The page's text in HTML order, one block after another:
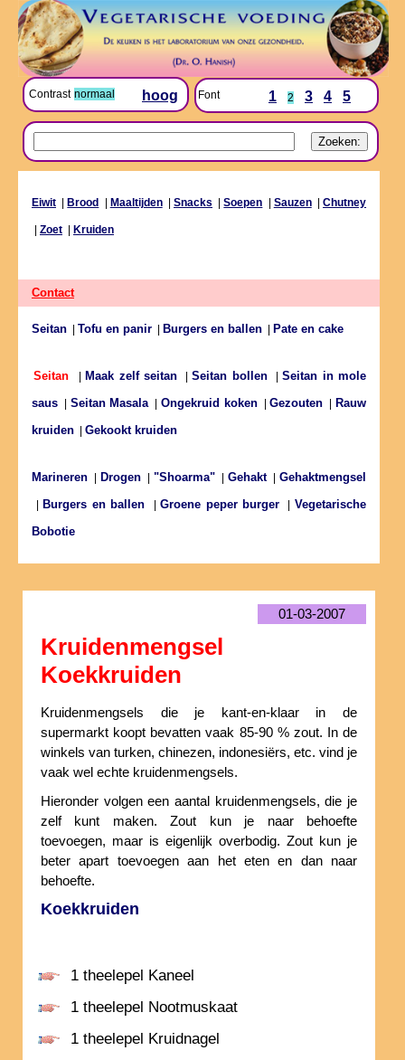
Contrast normaal hoog Font 1 2 3 4 5
Eiwit Brood Maaltijden|Snacks |Soepen Sauzen|Chutney
Zoet Kruiden
Contact
Seitan Tofu en panir Burgers en ballen Pate en cake
Seitan Maak zelf seitan |Seitan bollen|Seitan in mole
saus
Seitan Masala|Ongekruid koken|Gezouten
Rauw
kruiden
Gekookt kruiden
Marineren Drogen "Shoarma" Gehakt|Gehaktmengsel
Burgers en ballen |Groene peper burger |Vegetarische
Bobotie
01-03-2007
Kruidenmengsel
Koekkruiden
Kruidenmengsels die je kant-en-klaar in de
supermarkt koopt bevatten vaak 85-90 % zout. In de
winkels van turken, chinezen, indonesiërs, etc. vind je
vaak wel echte kruidenmengsels.
Hieronder volgen een aantal kruidenmengsels, die je
zelf kunt maken. Zout kun je naar behoefte
toevoegen, maar is eigenlijk overbodig. Zout kun je
beter apart toevoegen aan het eten en dan naar
behoefte.
Koekkruiden
1 theelepel Kaneel
1 theelepel Nootmuskaat
1 theelepel Kruidnagel